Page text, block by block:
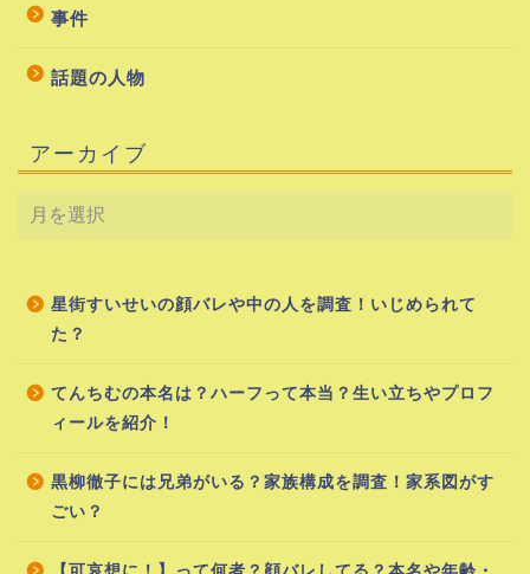
事件
話題の人物
アーカイブ
星街すいせいの顔バレや中の人を調査！いじめられて
た？
てんちむの本名は？ハーフって本当？生い立ちやプロフ
ィールを紹介！
黒柳徹子には兄弟がいる？家族構成を調査！家系図がす
ごい？